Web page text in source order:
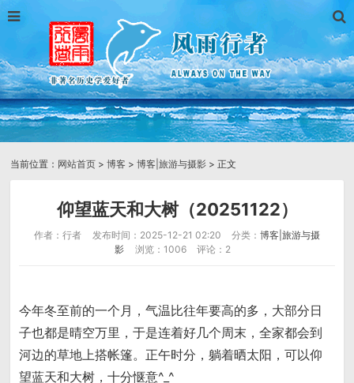
当前位置： 网站首页 >博客 >博客|旅游与摄影 > 正文
仰望蓝天和大树（20251122）
作者：行者 发布时间：2025-12-21 02:20 分类：博客|旅游与摄
影
浏览：1006 评论：2
今年冬至前的一个月，气温比往年要高的多，大部分日
子也都是晴空万里，于是连着好几个周末，全家都会到
河边的草地上搭帐篷。正午时分，躺着晒太阳，可以仰
望蓝天和大树，十分惬意^_^